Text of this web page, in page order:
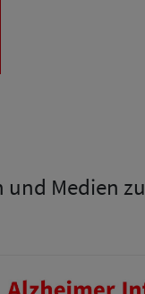
Medien zu